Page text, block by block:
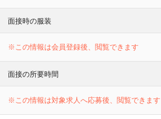
面接時の服装
※この情報は会員登録後、閲覧できます
面接の所要時間
※この情報は対象求人へ応募後、閲覧できます